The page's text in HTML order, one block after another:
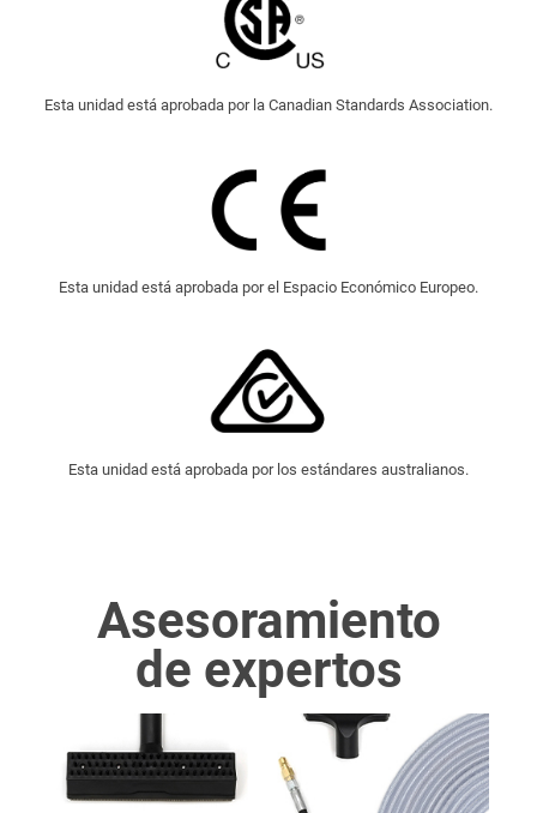
Esta unidad está aprobada por la Canadian Standards Association.
Esta unidad está aprobada por el Espacio Económico Europeo.
Esta unidad está aprobada por los estándares australianos.
Asesoramiento
de expertos